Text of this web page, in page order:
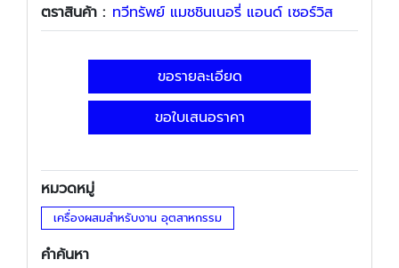
ตราสินค้า : ทวีทรัพย์ แมชชินเนอรี่ แอนด์ เซอร์วิส
ขอรายละเอียด
ขอใบเสนอราคา
หมวดหมู่
เครื่องผสมสำหรับงาน อุตสาหกรรม
คำค้นหา